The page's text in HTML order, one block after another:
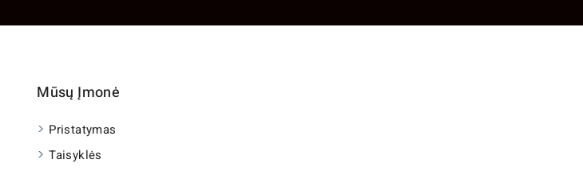
Mūsų Įmonė
Pristatymas
Taisyklės